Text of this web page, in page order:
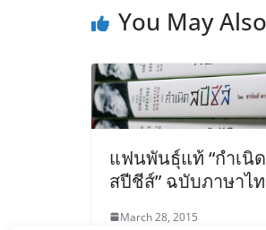
You May
แฟนพันธุ์แท้ “กำเนิด
สปีชีส์” ฉบับภาษาไ
March 28, 2015